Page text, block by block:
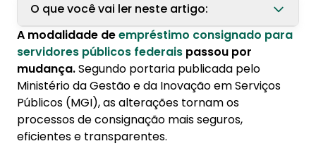
O que você vai ler neste artigo:
1. Mudança no consignado para servidor
público federal
1.1. Quando as novas regras entram em
vigor?
2. Como funciona o CET no consignado
A modalidade deempréstimo consignado para
servidores públicos federais passou por
mudança.Segundo portaria publicada pelo
Ministério da Gestão e da Inovação em Serviços
Públicos (MGI), as alterações tornam os
processos de consignação mais seguros,
eficientes e transparentes.